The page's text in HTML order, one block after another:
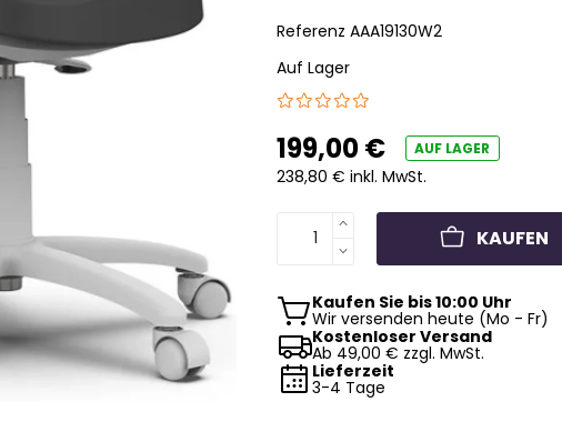
Referenz AAA19130W2
Auf Lager
199,00 € AUF LAGER
238,80 € inkl. MwSt.
KAUFEN
Kaufen Sie bis 10:00 Uhr
Wir versenden heute (Mo - Fr)
Kostenloser Versand
Ab 49,00 € zzgl. MwSt.
Lieferzeit
3-4 Tage